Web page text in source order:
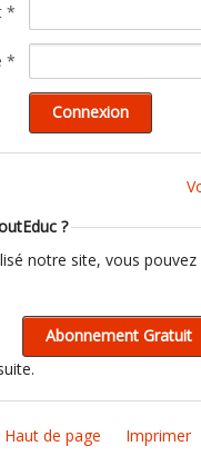
*
*
?
notre site, vous
Haut de page Imprimer